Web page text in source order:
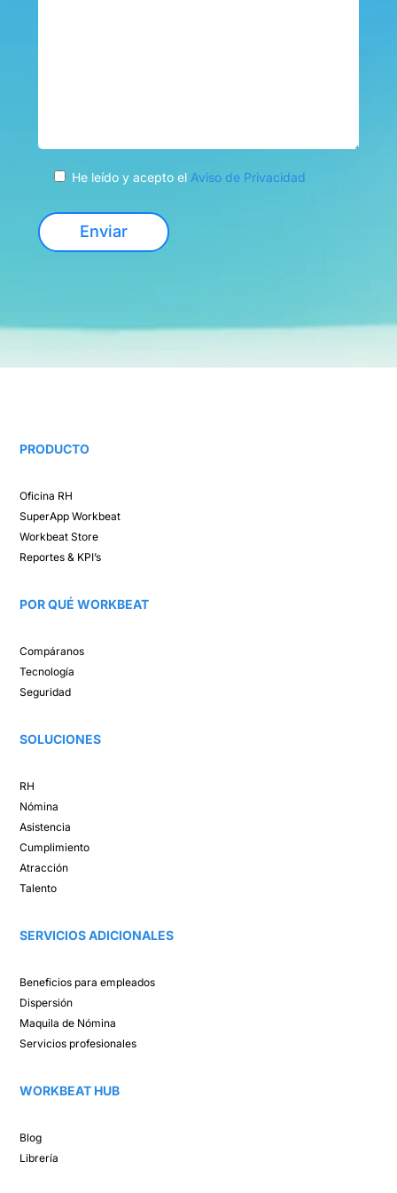
He leído y acepto el Aviso de Privacidad
Enviar
PRODUCTO
Oficina RH​
SuperAppWorkbeat
Workbeat Store​
Reportes & KPI’s​
POR QUÉ WORKBEAT​
Compáranos ​
Tecnología​
Seguridad
SOLUCIONES​
RH
Nómina​
Asistencia​
Cumplimiento​
Atracción ​
Talento ​
SERVICIOS ADICIONALES
Beneficios para empleados​
Dispersión​
Maquila de Nómina​
Servicios profesionales
WORKBEAT HUB​
Blog​
Librería​